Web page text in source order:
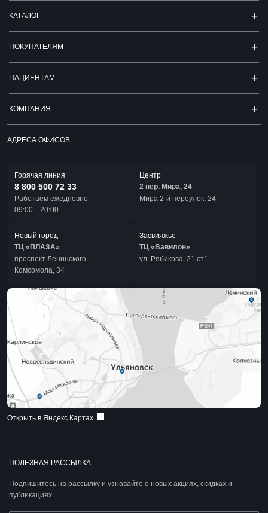
ПОЛЕЗНАЯ РАССЫЛКА
Подпишитесь на рассылку и узнавайте о новых акциях, скидках и
публикациях
КАТАЛОГ
ПОКУПАТЕЛЯМ
ПАЦИЕНТАМ
КОМПАНИЯ
АДРЕСА ОФИСОВ
Горячая линия
8 800 500 72 33
Работаем ежедневно
09:00—20:00
Центр
2 пер. Мира, 24
Мира 2-й переулок, 24
Новый город
ТЦ «ПЛАЗА»
проспект Ленинского
Комсомола, 34
Засвияжье
ТЦ «Вавилон»
ул. Рябикова, 21 ст1
Открыть в Яндекс Картах